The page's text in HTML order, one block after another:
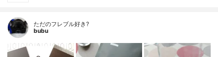
ただのフレブル好き?
bubu